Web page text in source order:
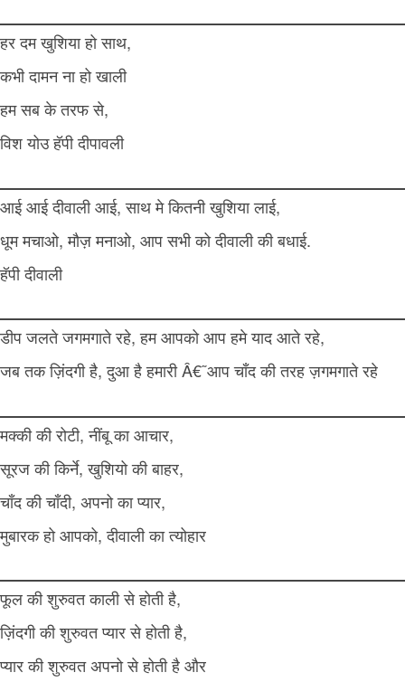
हर दम खुशिया हो साथ,
कभी दामन ना हो खाली
हम सब के तरफ से,
विश योउ हॅपी दीपावली
आई आई दीवाली आई, साथ मे कितनी खुशिया लाई,
धूम मचाओ, मौज़ मनाओ, आप सभी को दीवाली की बधाई.
हॅपी दीवाली
डीप जलते जगमगाते रहे, हम आपको आप हमे याद आते रहे,
जब तक ज़िंदगी है, दुआ है हमारी Â€˜आप चाँद की तरह ज़गमगाते रहे
मक्की की रोटी, नींबू का आचार,
सूरज की किर्ने, खुशियो की बाहर,
चाँद की चाँदी, अपनो का प्यार,
मुबारक हो आपको, दीवाली का त्योहार
फूल की शुरुवत काली से होती है,
ज़िंदगी की शुरुवत प्यार से होती है,
प्यार की शुरुवत अपनो से होती है और